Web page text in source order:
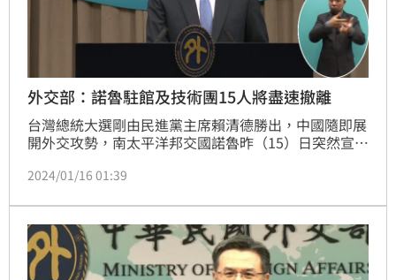
外交部：諾魯駐館及技術團15人將盡速撤離
台灣總統大選剛由民進黨主席賴清德勝出，中國隨即展
開外交攻勢，南太平洋邦交國諾魯昨（15）日突然宣布
宜，外交部今（16）日說明，我國在諾魯使館員眷與技
也無台商，也無不動產，我方已依國際慣例，請諾魯予
我撤館合理時間與便利，目前雙方協調中。
2024/01/16 01:39